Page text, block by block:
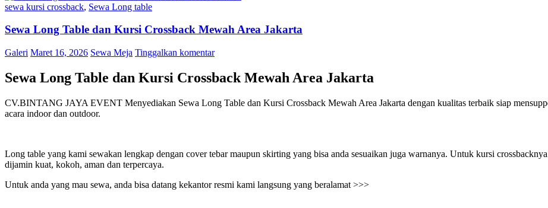
sewa kursi crossback, Sewa Long table
Sewa Long Table dan Kursi Crossback Mewah Area Jakarta
Galeri Maret 16, 2026 Sewa Meja Tinggalkan komentar
Sewa Long Table dan Kursi Crossback Mewah Area Jakarta
CV.BINTANG JAYA EVENT Menyediakan Sewa Long Table dan Kursi Crossback Mewah Area Jakarta dengan kualitas terbaik siap
acara indoor dan outdoor.
Long table yang kami sewakan lengkap dengan cover tebar maupun skirting yang bisa anda sesuaikan juga warnanya. Untuk kursi
dijamin kuat, kokoh, aman dan terpercaya.
Untuk anda yang mau sewa, anda bisa datang kekantor resmi kami langsung yang beralamat >>>